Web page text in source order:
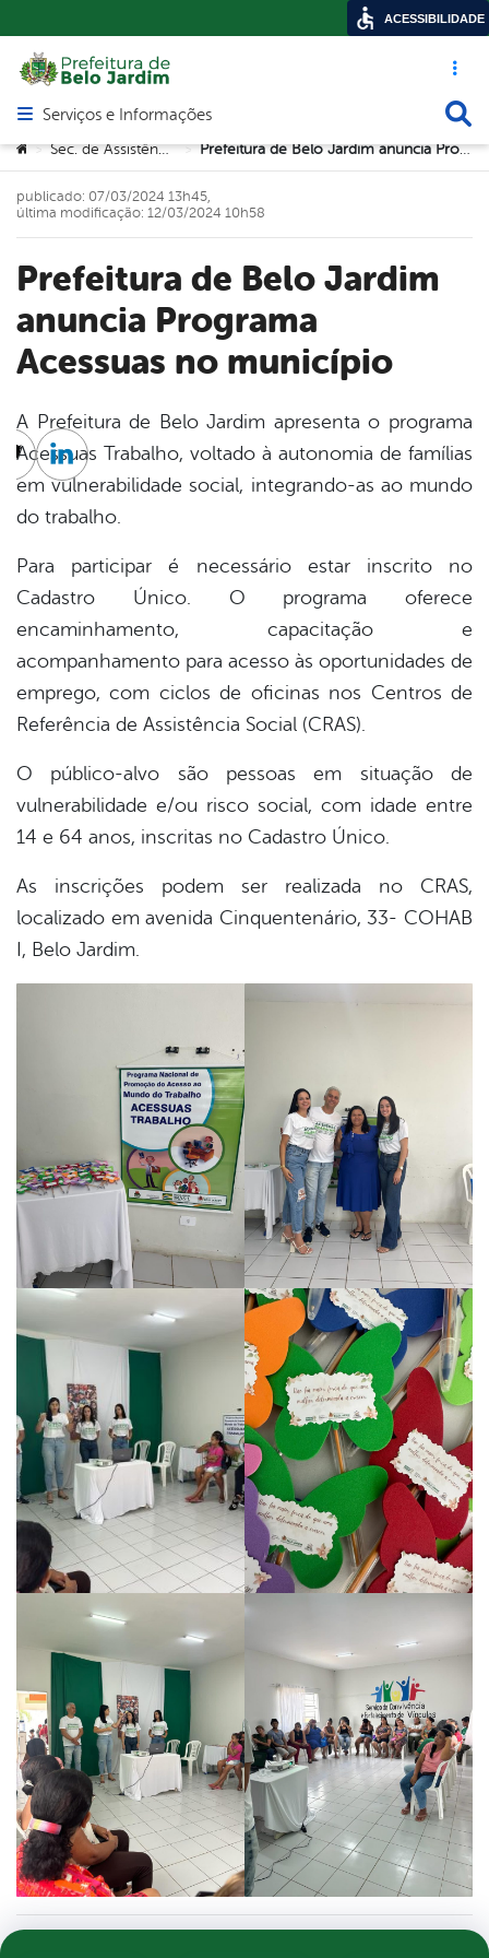
Acesso
Abrir menu principal de navegação
Serviços e Informações
Você está aqui:
> Sec. de Assistência Social > Prefeitura de Belo Jardim anuncia Programa Acessuas no município
Prefeitura de Belo Jardim
anuncia Programa
Acessuas no município
publicado: 07/03/2024 13h45,
última modificação: 12/03/2024 10h58
A Prefeitura de Belo Jardim apresenta o programa
Acessuas Trabalho, voltado à autonomia de famílias
em vulnerabilidade social, integrando-as ao mundo
do trabalho.
Para participar é necessário estar inscrito no
Cadastro Único. O programa oferece
encaminhamento, capacitação e
acompanhamento para acesso às oportunidades de
emprego, com ciclos de oficinas nos Centros de
Referência de Assistência Social (CRAS).
O público-alvo são pessoas em situação de
vulnerabilidade e/ou risco social, com idade entre
14 e 64 anos, inscritas no Cadastro Único.
As inscrições podem ser realizada no CRAS,
localizado em avenida Cinquentenário, 33- COHAB
I, Belo Jardim.
Twitter
Linkedin
ACESSIBILIDADE